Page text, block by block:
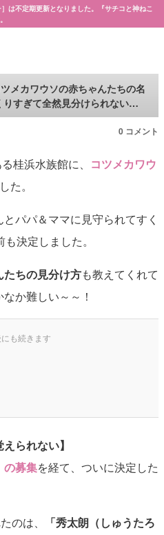
は不定期更新となりました。『サチコと神ねこ
メカワウソの赤ちゃんたちの名
すぎて全然見分けられない…
0 コメント
桂浜水族館に、 コツメカワウ
た。
パパ＆ママに見守られてすく
決定しました。
たちの見分け方も教えてくれて
か難しい～～！
られない】
の募集を経て、ついに決定した
のは、
「秀太朗（しゅうたろ